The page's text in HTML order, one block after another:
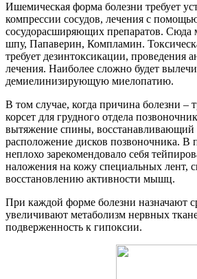
Ишемическая форма болезни требует
компрессии сосудов, лечения с
сосудорасширяющих препаратов. Сюда
шпу, Папаверин, Компламин.
требует дезинтоксикации, проведения
лечения. Наиболее сложно будет
демиелинизирующую миелопатию.
В том случае, когда причина болезни –
корсет для грудного отдела
вытяжение спины, восстанавливающий
расположение дисков позвоночника. В
неплохо зарекомендовало себя
наложения на кожу специальных лент,
восстановлению активности мышц.
При каждой форме болезни назначают
увеличивают метаболизм нервных
подверженность к гипоксии.